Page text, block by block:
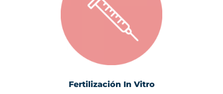
Fertilización In Vitro